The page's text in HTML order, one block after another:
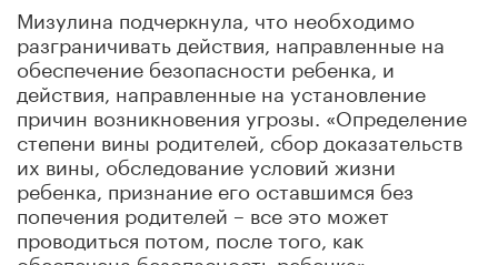
Мизулина подчеркнула, что необходимо
разграничивать действия, направленные на
обеспечение безопасности ребенка, и
действия, направленные на установление
причин возникновения угрозы. «Определение
степени вины родителей, сбор доказательств
их вины, обследование условий жизни
ребенка, признание его оставшимся без
попечения родителей – все это может
проводиться потом, после того, как